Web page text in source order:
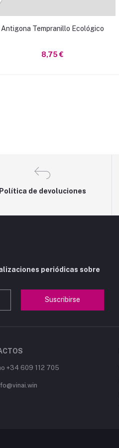
Antigona Tempranillo Ecológico
8,75 €
Política de devoluciones
periódicas sobre
Suscribirse
+34 609 112 705